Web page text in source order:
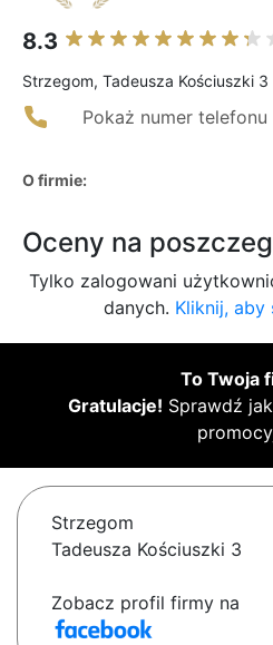
8.3
Strzegom, Tadeusza Kościuszki 3
Pokaż numer telefonu
O firmie:
Oceny na
Tylko zalogowani
danych. Kliknij, aby
To Twoja
Gratulacje! Sprawdź
Strzegom
Tadeusza Kościuszki 3
Zobacz profil firmy na